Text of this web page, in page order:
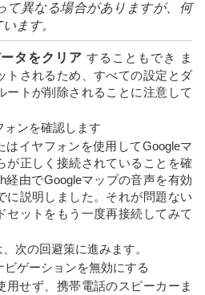
て異なる場合がありますが、何
ます。
タをクリア することもでき ま
トされるため、すべての設定とダ
ートが削除されることに注意して
ォンを確認します
はイヤフォンを使用してGoogleマ
が正しく接続されていることを確
経由でGoogleマップの音声を有効
に説明しました。それが問題ない
セットをもう一度再接続してみて
次の回避策に進みます。
ゲーションを無効にする
用せず、携帯電話のスピーカーま